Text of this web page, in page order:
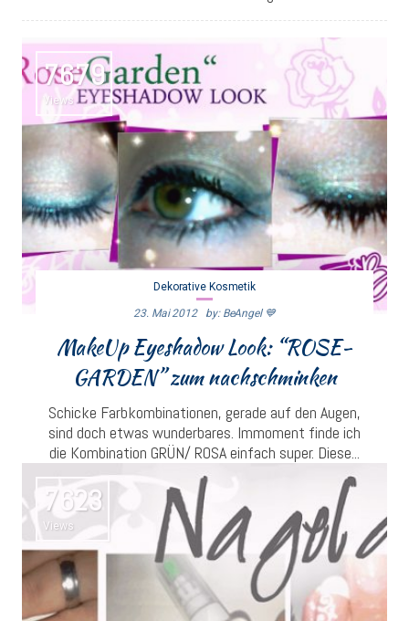
7679
Views
Dekorative Kosmetik
23. Mai 2012 By: BeAngel 💙
MakeUp Eyeshadow Look: “ROSE-
GARDEN” zum nachschminken
Schicke Farbkombinationen, gerade auf den Augen,
sind doch etwas wunderbares. Immoment finde ich
die Kombination GRÜN/ ROSA einfach super. Diese...
7623
Views